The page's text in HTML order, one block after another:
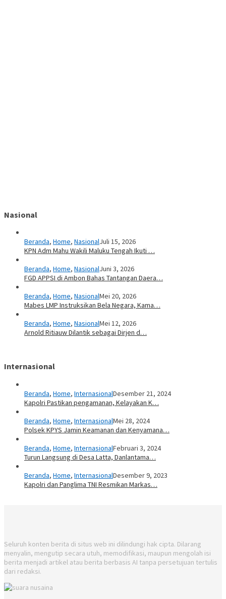
Nasional
Beranda, Home, NasionalJuli 15, 2026
KPN Adm Mahu Wakili Maluku Tengah Ikuti …
Beranda, Home, NasionalJuni 3, 2026
FGD APPSI di Ambon Bahas Tantangan Daera…
Beranda, Home, NasionalMei 20, 2026
Mabes LMP Instruksikan Bela Negara, Kama…
Beranda, Home, NasionalMei 12, 2026
Arnold Ritiauw Dilantik sebagai Dirjen d…
Internasional
Beranda, Home, InternasionalDesember 21, 2024
Kapolri Pastikan pengamanan, Kelayakan K…
Beranda, Home, InternasionalMei 28, 2024
Polsek KPYS Jamin Keamanan dan Kenyamana…
Beranda, Home, InternasionalFebruari 3, 2024
Turun Langsung di Desa Latta, Danlantama…
Beranda, Home, InternasionalDesember 9, 2023
Kapolri dan Panglima TNI Resmikan Markas…
Seluruh konten berita di situs web ini dilindungi hak cipta. Dilarang
menyalin, mengutip secara utuh, memodifikasi, maupun mengolah isi
berita menjadi artikel atau berita berbasis AI tanpa persetujuan tertulis
dari redaksi.